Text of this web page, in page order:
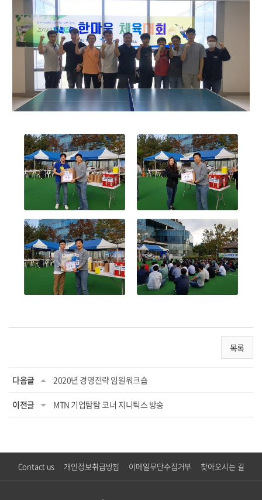
목록
다음글 2020년 경영전략 임원워크숍
이전글 MTN 기업탐탐 코너 지니틱스 방송
Contact us 개인정보취급방침 이메일무단수집거부 찾아오시는 길